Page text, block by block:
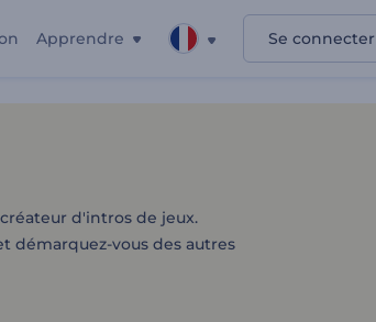
Apprendre Se connecter
d'intros de jeux.
démarquez-vous des autres